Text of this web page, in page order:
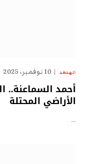
الهدهد 10 نوفمبر، 2025
أحمد
الأراضي المحتلة
…